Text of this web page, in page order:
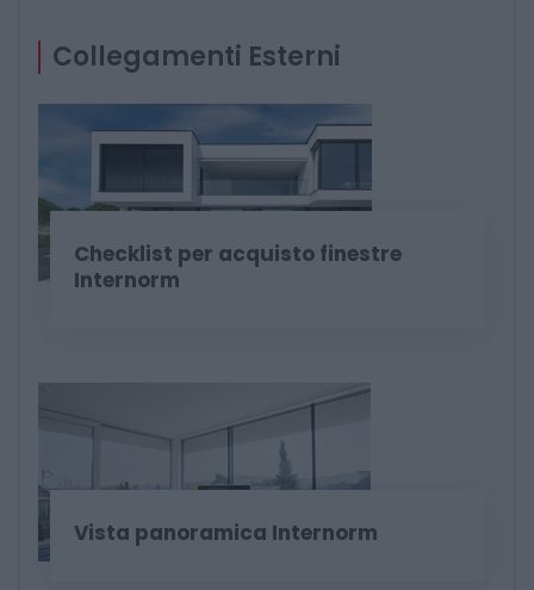
Collegamenti Esterni
Checklist per acquisto finestre
Internorm
Vista panoramica Internorm